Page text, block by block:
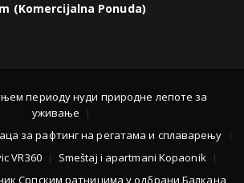
(Komercijalna Ponuda)
периоду нуди природне лепоте за
уживање
за рафтинг на регатама и сплаварењу
VR360
Smeštaj i apartmani Kopaonik
Српским ратницима у одбрани Балкана